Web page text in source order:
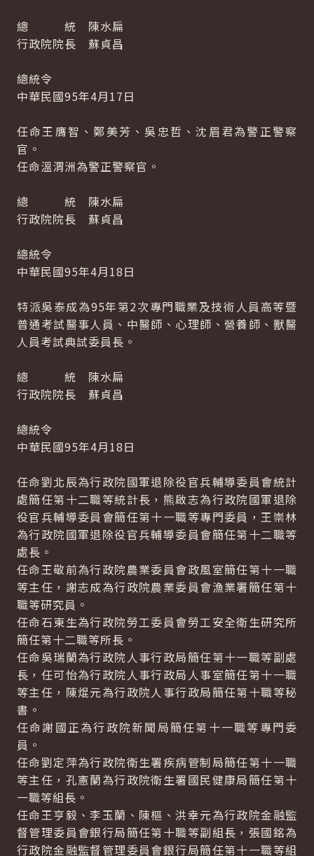
總 統 陳水扁
行政院院長 蘇貞昌
總統令
中華民國95年4月17日
任命王膺智、鄭美芳、吳忠哲、沈眉君為警正警察
官。
任命溫渭洲為警正警察官。
總 統 陳水扁
行政院院長 蘇貞昌
總統令
中華民國95年4月18日
特派吳泰成為95年第2次專門職業及技術人員高等暨
普通考試醫事人員、中醫師、心理師、營養師、獸醫
人員考試典試委員長。
總 統 陳水扁
行政院院長 蘇貞昌
總統令
中華民國95年4月18日
任命劉北辰為行政院國軍退除役官兵輔導委員會統計
處簡任第十二職等統計長，熊啟志為行政院國軍退除
役官兵輔導委員會簡任第十一職等專門委員，王崇林
為行政院國軍退除役官兵輔導委員會簡任第十二職等
處長。
任命王敬前為行政院農業委員會政風室簡任第十一職
等主任，謝志成為行政院農業委員會漁業署簡任第十
職等研究員。
任命石東生為行政院勞工委員會勞工安全衛生研究所
簡任第十二職等所長。
任命吳瑞蘭為行政院人事行政局簡任第十一職等副處
長，任可怡為行政院人事行政局人事室簡任第十一職
等主任，陳焜元為行政院人事行政局簡任第十職等秘
書。
任命謝國正為行政院新聞局簡任第十一職等專門委
員。
任命劉定萍為行政院衛生署疾病管制局簡任第十一職
等主任，孔憲蘭為行政院衛生署國民健康局簡任第十
一職等組長。
任命王亨毅、李玉蘭、陳樞、洪幸元為行政院金融監
督管理委員會銀行局簡任第十職等副組長，張國銘為
行政院金融監督管理委員會銀行局簡任第十一職等組